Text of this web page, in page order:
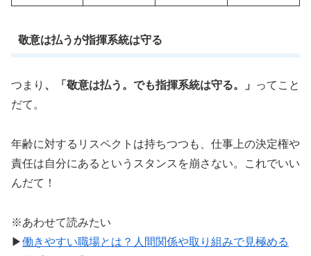
敬意は払うが指揮系統は守る
つまり 、「敬意は払う。でも指揮系統は守る。」
ってこと
だて。
年齢に対するリスペクトは持ちつつも、仕事上の決定権や
責任は自分にあるというスタンスを崩さない。これでいい
んだて！
※あわせて読みたい
▶働きやすい職場とは？人間関係や取り組みで見極める